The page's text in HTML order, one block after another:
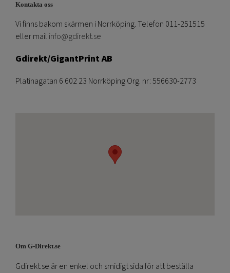
Kontakta oss
Vi finns bakom skärmen i Norrköping. Telefon 011-251515
eller mail info@gdirekt.se
Gdirekt/GigantPrint AB
Platinagatan 6 602 23 Norrköping Org. nr: 556630-2773
Om G-Direkt.se
Gdirekt.se är en enkel och smidigt sida för att beställa